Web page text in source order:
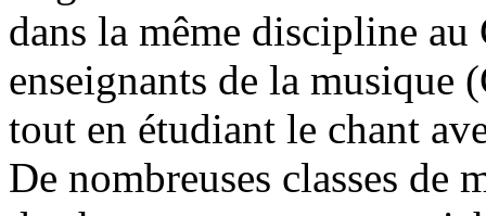
dans la même discipline
enseignants de la
tout en étudiant le chant
De nombreuses classes de